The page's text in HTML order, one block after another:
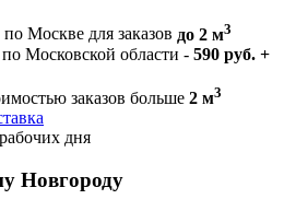
Москве для заказов до 2 м3
по Московской области - 590 руб. +
заказов больше 2 м3
рабочих дня
Новгороду